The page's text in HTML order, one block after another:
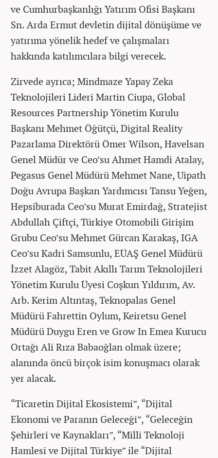
ve Cumhurbaşkanlığı Yatırım Ofisi Başkanı
Sn. Arda Ermut devletin dijital dönüşüme ve
yatırıma yönelik hedef ve çalışmaları
hakkında katılımcılara bilgi verecek.
Zirvede ayrıca; Mindmaze Yapay Zeka
Teknolojileri Lideri Martin Ciupa, Global
Resources Partnership Yönetim Kurulu
Başkanı Mehmet Öğütçü, Digital Reality
Pazarlama Direktörü Ömer Wilson, Havelsan
Genel Müdür ve Ceo’su Ahmet Hamdi Atalay,
Pegasus Genel Müdürü Mehmet Nane, Uipath
Doğu Avrupa Başkan Yardımcısı Tansu Yeğen,
Hepsiburada Ceo’su Murat Emirdağ, Stratejist
Abdullah Çiftçi, Türkiye Otomobili Girişim
Grubu Ceo’su Mehmet Gürcan Karakaş, IGA
Ceo’su Kadri Samsunlu, EÜAŞ Genel Müdürü
İzzet Alagöz, Tabit Akıllı Tarım Teknolojileri
Yönetim Kurulu Üyesi Coşkun Yıldırım, Av.
Arb. Kerim Altıntaş, Teknopalas Genel
Müdürü Fahrettin Oylum, Keiretsu Genel
Müdürü Duygu Eren ve Grow In Emea Kurucu
Ortağı Ali Rıza Babaoğlan olmak üzere;
alanında öncü birçok isim konuşmacı olarak
yer alacak.
“Ticaretin Dijital Ekosistemi”, “Dijital
Ekonomi ve Paranın Geleceği”, “Geleceğin
Şehirleri ve Kaynakları”, “Milli Teknoloji
Hamlesi ve Dijital Türkiye” ile “Dijital